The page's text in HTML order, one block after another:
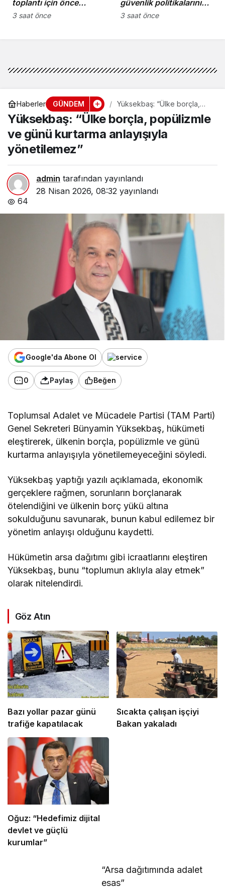
toplantı için önce
komiteler gerekli
3 saat önce
güvenlik politikalarını
bütüncül bir yaklaşımla
3 saat önce
Haberler GÜNDEM
Yüksekbaş: “Ülke borçla,
popülizmle ve günü
kurtarma anlayışıyla
yönetilemez”
Yüksekbaş: “Ülke borçla, popülizmle
ve günü kurtarma anlayışıyla
yönetilemez”
admin tarafından yayınlandı
28 Nisan 2026, 08:32 yayınlandı
64
Google'da Abone Ol
0 Paylaş Beğen
Toplumsal Adalet ve Mücadele Partisi (TAM Parti)
Genel Sekreteri Bünyamin Yüksekbaş, hükümeti
eleştirerek, ülkenin borçla, popülizmle ve günü
kurtarma anlayışıyla yönetilemeyeceğini söyledi.
Yüksekbaş yaptığı yazılı açıklamada, ekonomik
gerçeklere rağmen, sorunların borçlanarak
ötelendiğini ve ülkenin borç yükü altına
sokulduğunu savunarak, bunun kabul edilemez bir
yönetim anlayışı olduğunu kaydetti.
Hükümetin arsa dağıtımı gibi icraatlarını eleştiren
Yüksekbaş, bunu “toplumun aklıyla alay etmek”
olarak nitelendirdi.
Göz Atın
Bazı yollar pazar günü
trafiğe kapatılacak
Sıcakta çalışan işçiyi
Bakan yakaladı
Oğuz: “Hedefimiz dijital
devlet ve güçlü
kurumlar”
“Arsa dağıtımında adalet
esas”